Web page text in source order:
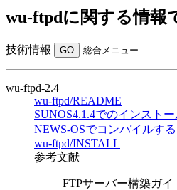
wu-ftpdに関する情報
技術情報
wu-ftpd-2.4
wu-ftpd/README
SUNOS4.1.4でのインスト
NEWS-OSでコンパイルする
wu-ftpd/INSTALL
参考文献
FTPサーバー構築ガ